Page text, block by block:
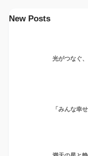
New Posts
光がつなぐ
「みんな幸